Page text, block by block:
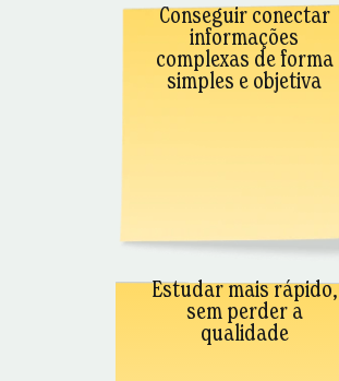
Conseguir conectar
informações
complexas de forma
simples e objetiva
Estudar mais rápido,
sem perder a
qualidade